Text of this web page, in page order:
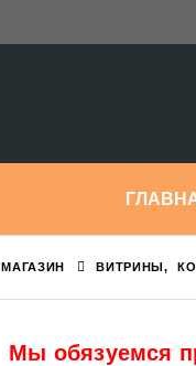
МАГАЗИН ВИТРИНЫ,
Мы обязуемся